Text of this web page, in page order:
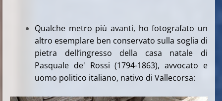
Qualche metro più avanti, ho fotografato un
altro esemplare ben conservato sulla soglia di
pietra dell’ingresso della casa natale di
Pasquale de' Rossi (1794-1863), avvocato e
uomo politico italiano, nativo di Vallecorsa: